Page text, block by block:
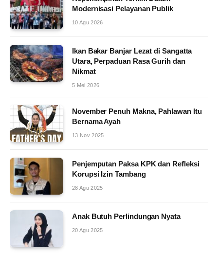
Modernisasi Pelayanan Publik
10 Agu 2026
Ikan Bakar Banjar Lezat di Sangatta
Utara, Perpaduan Rasa Gurih dan
Nikmat
5 Mei 2026
November Penuh Makna, Pahlawan Itu
Bernama Ayah
13 Nov 2025
Penjemputan Paksa KPK dan Refleksi
Korupsi Izin Tambang
28 Agu 2025
Anak Butuh Perlindungan Nyata
20 Agu 2025